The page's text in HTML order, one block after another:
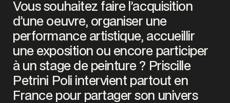
Vous souhaitez faire l’acquisition
d’une oeuvre, organiser une
performance artistique, accueillir
une exposition ou encore participer
à un stage de peinture ? Priscille
Petrini Poli intervient partout en
France pour partager son univers